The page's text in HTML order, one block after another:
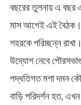
বছরের তুলনায় এ বছর
মাস আগেই এই বৈঠক।
শহরকে পরিচ্ছন্ন
উদ্যোগ নেবে
পদ্ধতিগত মশা দমন
বাড়ি পরিদর্শন হত,